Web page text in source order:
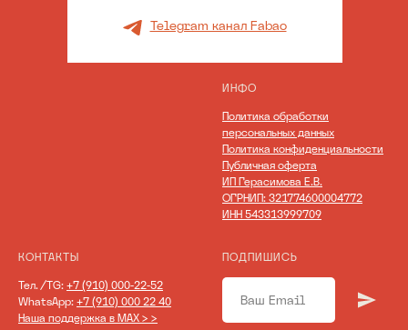
Telegram канал Fabao
ИНФО
Политика обработки
персональных данных
Политика конфиденциальности
Публичная оферта
ИП Герасимова Е.В.
ОГРНИП: 321774600004772
ИНН 543313999709
КОНТАКТЫ
Тел. /TG: +7 (910) 000-22-52
WhatsApp: +7 (910) 000 22 40
Наша поддержка в MAX > >
ПОДПИШИСЬ